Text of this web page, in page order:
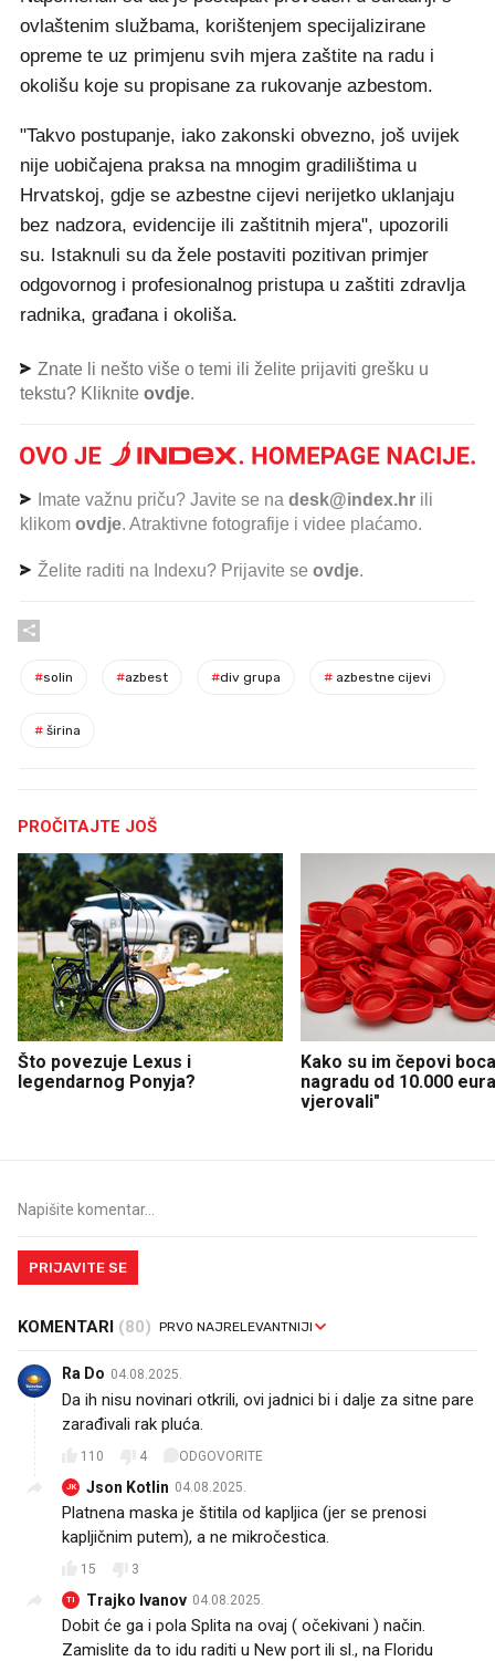
ovlaštenim službama, korištenjem specijalizirane
opreme te uz primjenu svih mjera zaštite na radu i
okolišu koje su propisane za rukovanje azbestom.
"Takvo postupanje, iako zakonski obvezno, još uvijek
nije uobičajena praksa na mnogim gradilištima u
Hrvatskoj, gdje se azbestne cijevi nerijetko uklanjaju
bez nadzora, evidencije ili zaštitnih mjera", upozorili
su. Istaknuli su da žele postaviti pozitivan primjer
odgovornog i profesionalnog pristupa u zaštiti zdravlja
radnika, građana i okoliša.
Znate li nešto više o temi ili želite prijaviti grešku u
tekstu? Kliknite ovdje.
Imate važnu priču? Javite se na desk@index.hr ili
klikom ovdje. Atraktivne fotografije i videe plaćamo.
Želite raditi na Indexu? Prijavite se ovdje.
#solin #azbest #div grupa # azbestne cijevi
# širina
PROČITAJTE JOŠ
Što povezuje Lexus i
legendarnog Ponyja?
Kako su im čepovi
nagradu od 10.000
vjerovali"
PRIJAVITE SE
KOMENTARI (80)
Ra Do 04.08.2025.
Da ih nisu novinari otkrili, ovi jadnici bi i dalje za sitne pare
zarađivali rak pluća.
110 4 ODGOVORITE
JK Json Kotlin 04.08.2025.
Platnena maska je štitila od kapljica (jer se prenosi
kapljičnim putem), a ne mikročestica.
15 3
TI Trajko Ivanov 04.08.2025.
Dobit će ga i pola Splita na ovaj ( očekivani ) način.
Zamislite da to idu raditi u New port ili sl., na Floridu